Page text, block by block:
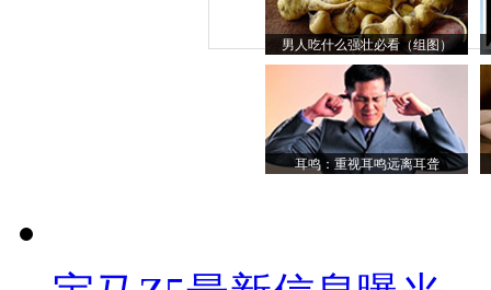
男人吃什么强壮必看（组图）
耳鸣：重视耳鸣远离耳聋